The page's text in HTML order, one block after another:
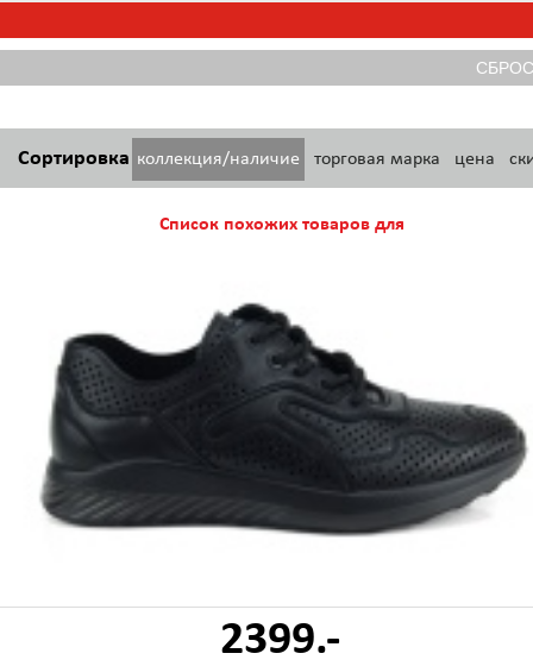
Сортировка коллекция/наличие торговая марка цена
Список похожих товаров для
2399.-